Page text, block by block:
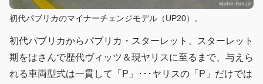
初代パブリカのマイナーチェンジモデル（UP20）。
初代パブリカからパブリカ・スターレット、スターレット
期をはさんで歴代ヴィッツ＆現ヤリスに至るまで、与えら
れる車両型式は一貫して「P」･･･ヤリスの「P」だけでは